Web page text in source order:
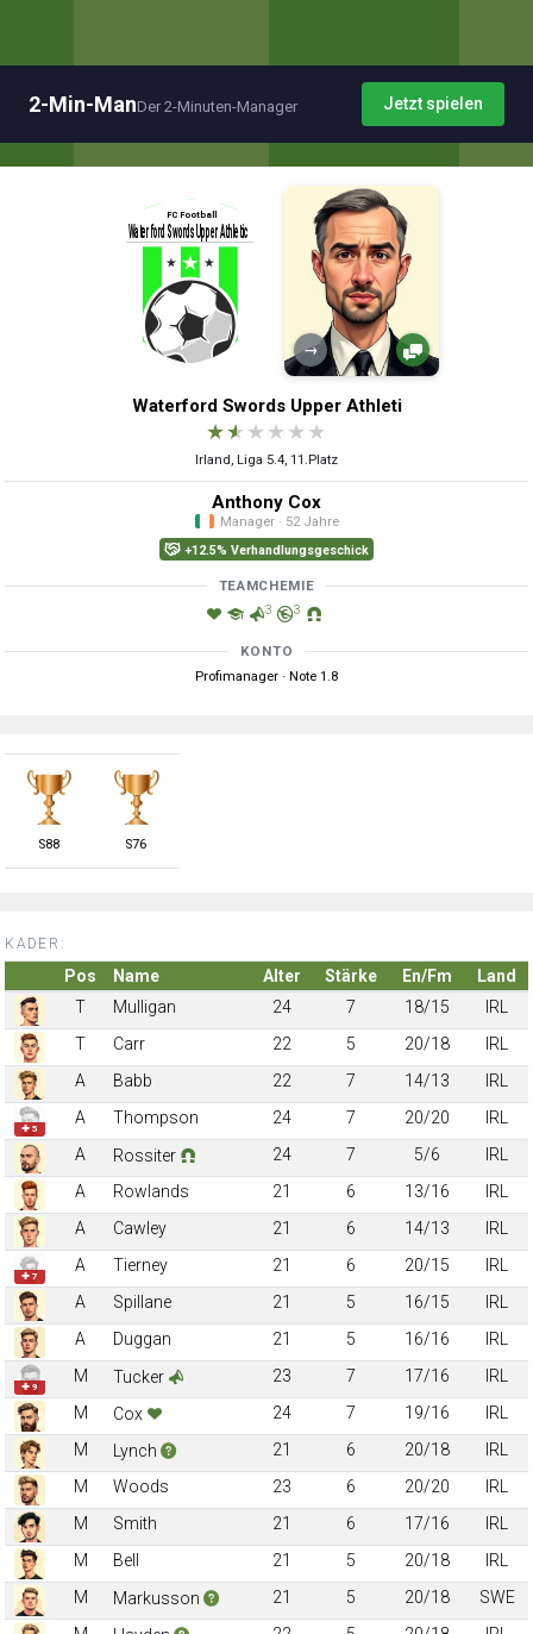
2-Min-ManDer 2-Minuten-Manager Jetzt spielen
→
Waterford Swords Upper Athleti
★★ ★ ★ ★ ★
Irland, Liga 5.4, 11.Platz
Anthony Cox
Manager · 52 Jahre
+12.5% Verhandlungsgeschick
TEAMCHEMIE
3 3
KONTO
Profimanager · Note 1.8
S88 S76
KADER:
Pos Name Alter Stärke En/Fm
Land
T
Mulligan 24 7 18/15
IRL
T
Carr 22 5 20/18
IRL
A
Babb 22 7 14/13 IRL
✚ 5
A Thompson 24 7 20/20
IRL
A
Rossiter 24 7 5/6
IRL
A
Rowlands 21 6 13/16
IRL
A
Cawley 21 6 14/13 IRL
✚ 7
A Tierney 21 6 20/15
IRL
A
Spillane 21 5 16/15
IRL
A
Duggan 21 5 16/16 IRL
✚ 9
M Tucker 23 7 17/16
IRL
M
Cox 24 7 19/16
IRL
M
Lynch 21 6 20/18
IRL
M
Woods 23 6 20/20
IRL
M
Smith 21 6 17/16
IRL
M
Bell 21 5 20/18
IRL
M
Markusson 21 5 20/18
SWE